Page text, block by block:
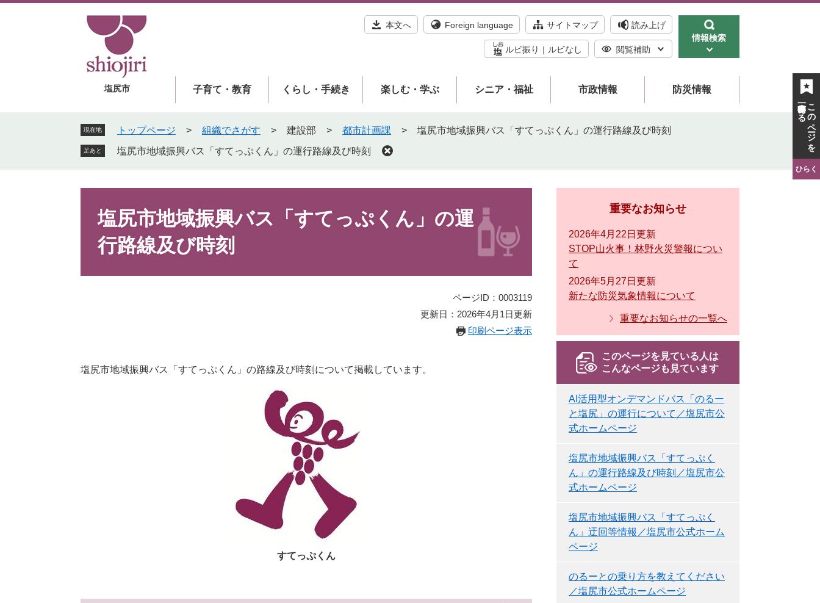
塩尻市
本文へ Foreign language サイトマップ 読み上げ
ルビ振り ルビなし 閲覧補助
情報検索
子育て・教育 くらし・手続き 楽しむ・学ぶ シニア・福祉 市政情報 防災情報
現在地 トップページ > 組織でさがす > 建設部 > 都市計画課 > 塩尻市地域振興バス「すてっぷくん」の運行路線及び時刻
足あと 塩尻市地域振興バス「すてっぷくん」の運行路線及び時刻
塩尻市地域振興バス「すてっぷくん」の運
行路線及び時刻
ページID：0003119
更新日：2026年4月1日更新
印刷ページ表示
塩尻市地域振興バス「すてっぷくん」の路線及び時刻について掲載しています。
​すてっぷくん
重要なお知らせ
2026年4月22日更新
STOP山火事！林野火災警報につい
て
2026年5月27日更新
新たな防災気象情報について
重要なお知らせの一覧へ
このページを見ている人は
こんなページも見ています
AI活用型オンデマンドバス「のるー
と塩尻」の運行について／塩尻市公
式ホームページ
塩尻市地域振興バス「すてっぷく
ん」の運行路線及び時刻／塩尻市公
式ホームページ
塩尻市地域振興バス「すてっぷく
ん」迂回等情報／塩尻市公式ホーム
ページ
のるーとの乗り方を教えてください
／塩尻市公式ホームページ
このページを
一時保存する
ひらく